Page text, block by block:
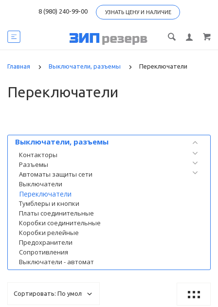
8 (980) 240-99-00 УЗНАТЬ ЦЕНУ И НАЛИЧИЕ
Главная Выключатели, разъемы Переключатели
Переключатели
Выключатели, разъемы
Контакторы
Разъемы
Автоматы защиты сети
Выключатели
Переключатели
Тумблеры и кнопки
Платы соединительные
Коробки соединительные
Коробки релейные
Предохранители
Сопротивления
Выключатели - автомат